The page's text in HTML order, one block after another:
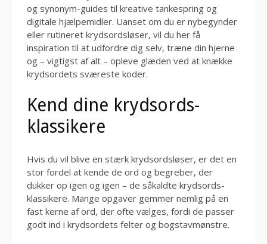
og synonym-guides til kreative tankespring og
digitale hjælpemidler. Uanset om du er nybegynder
eller rutineret krydsordsløser, vil du her få
inspiration til at udfordre dig selv, træne din hjerne
og – vigtigst af alt – opleve glæden ved at knække
krydsordets sværeste koder.
Kend dine krydsords-
klassikere
Hvis du vil blive en stærk krydsordsløser, er det en
stor fordel at kende de ord og begreber, der
dukker op igen og igen – de såkaldte krydsords-
klassikere. Mange opgaver gemmer nemlig på en
fast kerne af ord, der ofte vælges, fordi de passer
godt ind i krydsordets felter og bogstavmønstre.